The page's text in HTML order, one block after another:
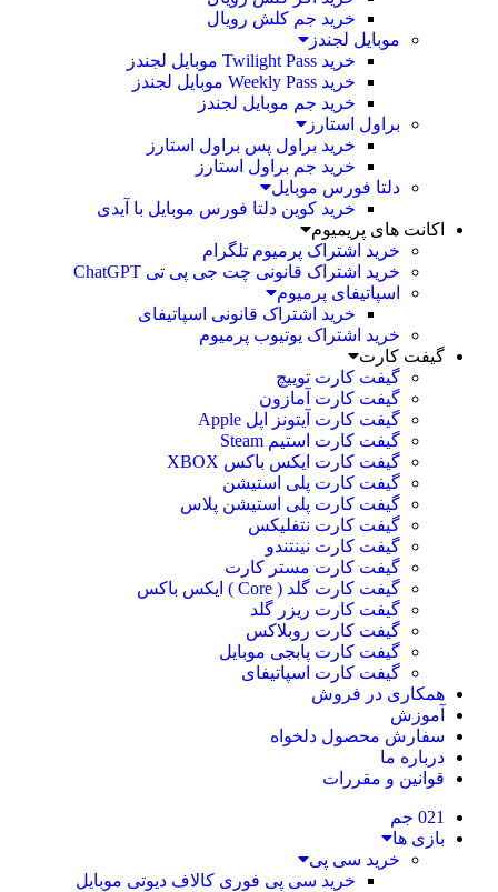
خرید جم کلش رویال
موبایل لجندز
خرید Twilight Pass موبایل لجندز
خرید Weekly Pass موبایل لجندز
خرید جم موبایل لجندز
براول استارز
خرید براول پس براول استارز
خرید جم براول استارز
دلتا فورس موبایل
خرید کوین دلتا فورس موبایل با آیدی
اکانت های پریمیوم
خرید اشتراک پرمیوم تلگرام
خرید اشتراک قانونی چت جی پی تی ChatGPT
اسپاتیفای پرمیوم
خرید اشتراک قانونی اسپاتیفای
خرید اشتراک یوتیوب پرمیوم
گیفت کارت
گیفت کارت توییچ
گیفت کارت آمازون
گیفت کارت آیتونز اپل Apple
گیفت کارت استیم Steam
گیفت کارت ایکس باکس XBOX
گیفت کارت پلی استیشن
گیفت کارت پلی استیشن پلاس
گیفت کارت نتفلیکس
گیفت کارت نینتندو
گیفت کارت مستر کارت
گیفت کارت گلد ( Core ) ایکس باکس
گیفت کارت ریزر گلد
گیفت کارت روبلاکس
گیفت کارت پابجی موبایل
گیفت کارت اسپاتیفای
همکاری در فروش
آموزش
سفارش محصول دلخواه
درباره ما
قوانین و مقررات
021 جم
بازی ها
خرید سی پی
خرید سی پی فوری کالاف دیوتی موبایل